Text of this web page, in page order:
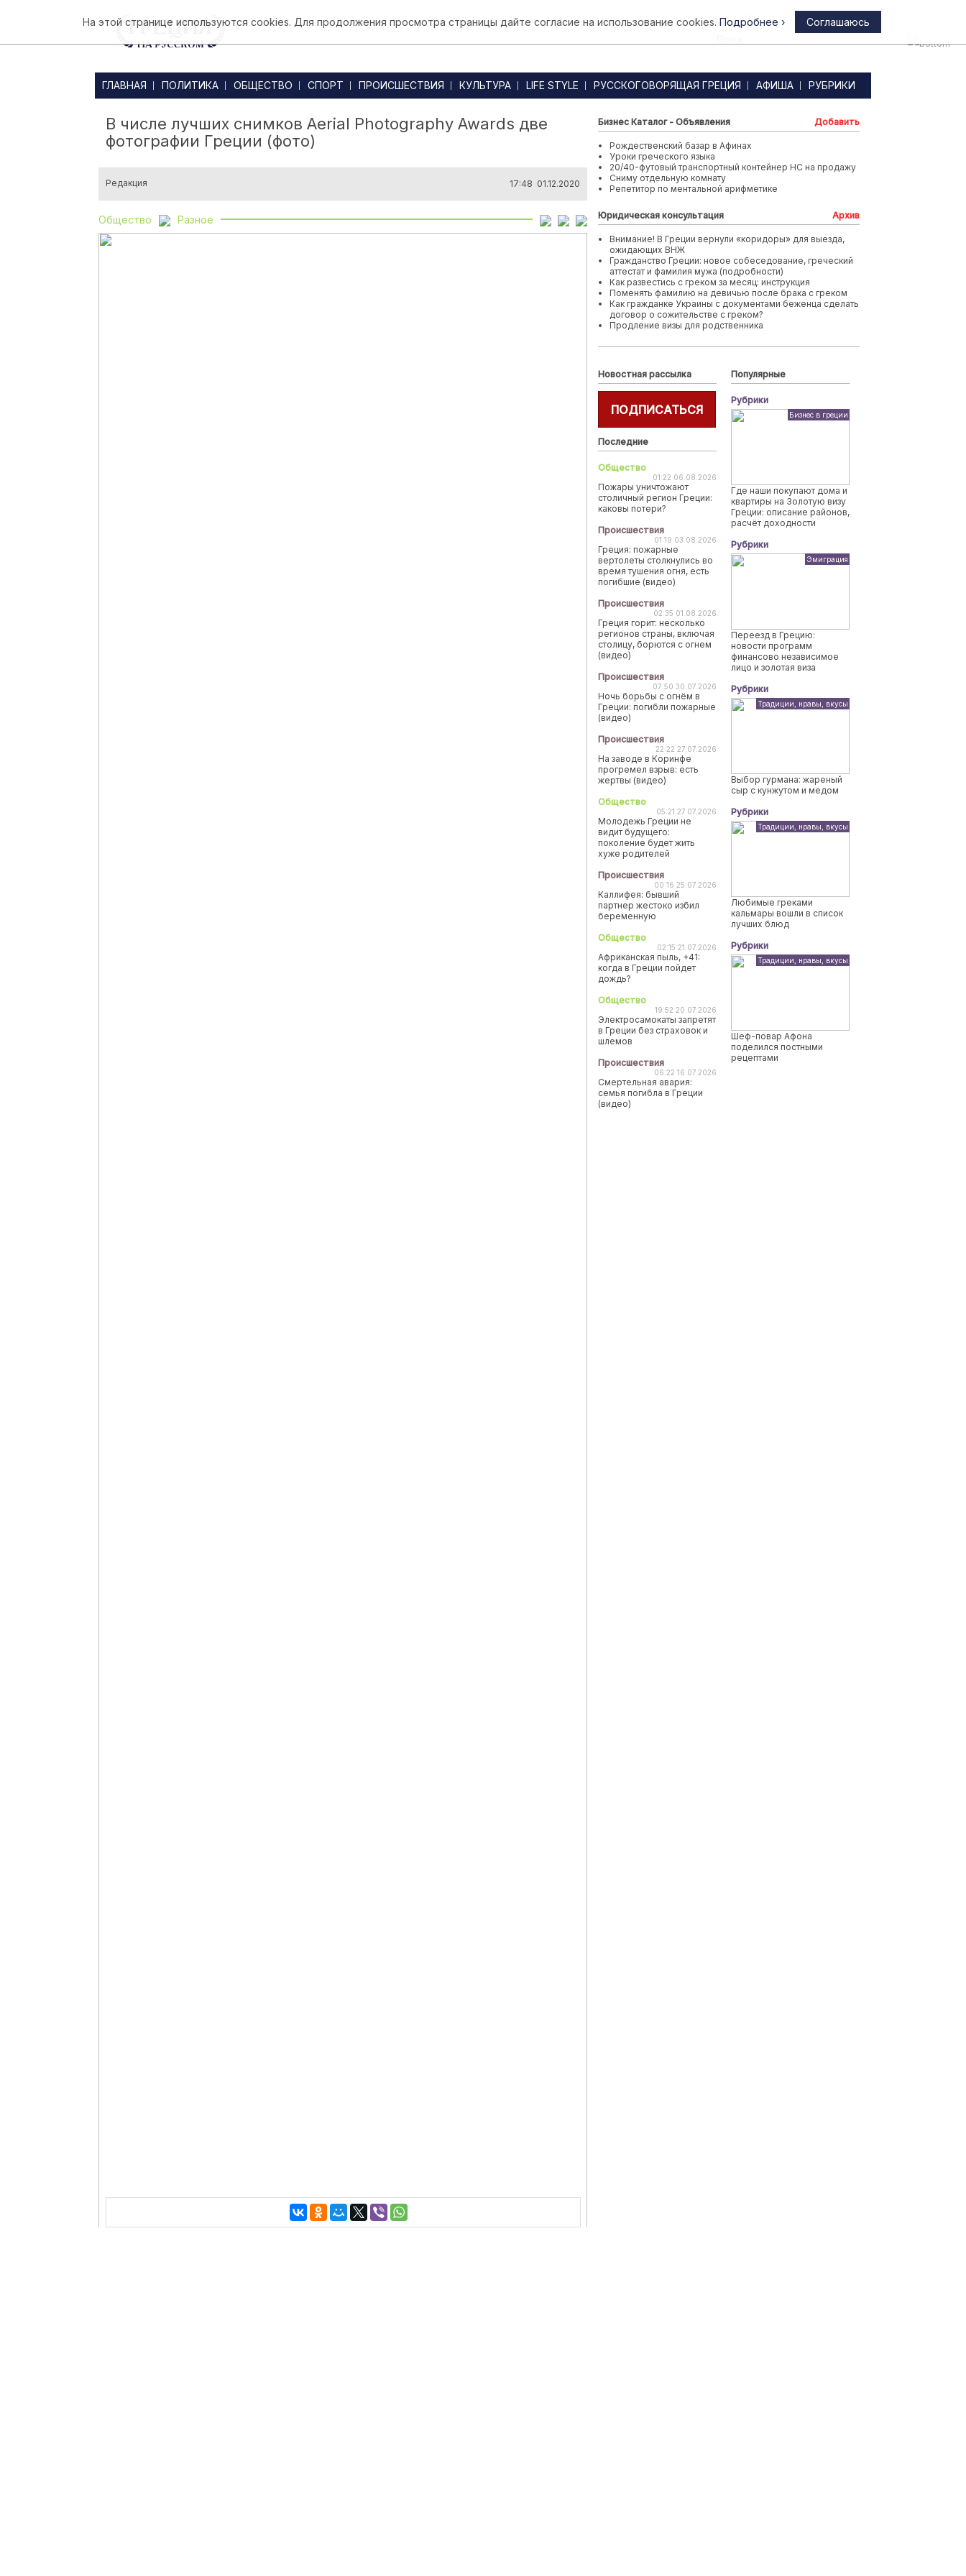
Афины
ГЛАВНАЯ ПОЛИТИКА ОБЩЕСТВО СПОРТ ПРОИСШЕСТВИЯ КУЛЬТУРА LIFE STYLE РУССКОГОВОРЯЩАЯ ГРЕЦИЯ АФИША РУБРИКИ
В числе лучших снимков Aerial Photography Awards две
фотографии Греции (фото)
Редакция 17:48 01.12.2020
Общество Разное
Бизнес Каталог - Объявления Добавить
Рождественский базар в Афинах
Уроки греческого языка
20/40-футовый транспортный контейнер HC на продажу
Сниму отдельную комнату
Репетитор по ментальной арифметике
Юридическая консультация Архив
Внимание! В Греции вернули «коридоры» для выезда,
ожидающих ВНЖ
Гражданство Греции: новое собеседование, греческий
аттестат и фамилия мужа (подробности)
Как развестись с греком за месяц: инструкция
Поменять фамилию на девичью после брака с греком
Как гражданке Украины с документами беженца сделать
договор о сожительстве с греком?
Продление визы для родственника
Новостная рассылка
ПОДПИСАТЬСЯ
Последние
Общество
01:22 06.08.2026
Пожары уничтожают
столичный регион Греции:
каковы потери?
Происшествия
01:19 03.08.2026
Греция: пожарные
вертолеты столкнулись во
время тушения огня, есть
погибшие (видео)
Происшествия
02:35 01.08.2026
Греция горит: несколько
регионов страны, включая
столицу, борются с огнем
(видео)
Происшествия
07:50 30.07.2026
Ночь борьбы с огнём в
Греции: погибли пожарные
(видео)
Происшествия
22:22 27.07.2026
На заводе в Коринфе
прогремел взрыв: есть
жертвы (видео)
Общество
05:21 27.07.2026
Молодежь Греции не
видит будущего:
поколение будет жить
хуже родителей
Происшествия
00:16 25.07.2026
Каллифея: бывший
партнер жестоко избил
беременную
Общество
02:15 21.07.2026
Африканская пыль, +41:
когда в Греции пойдет
дождь?
Общество
19:52 20.07.2026
Электросамокаты запретят
в Греции без страховок и
шлемов
Происшествия
06:22 16.07.2026
Смертельная авария:
семья погибла в Греции
(видео)
Популярные
Рубрики
Бизнес в греции
Где наши покупают дома и
квартиры на Золотую визу
Греции: описание районов,
расчёт доходности
Рубрики
Эмиграция
Переезд в Грецию:
новости программ
финансово независимое
лицо и золотая виза
Рубрики
Традиции, нравы, вкусы
Выбор гурмана: жареный
сыр с кунжутом и медом
Рубрики
Традиции, нравы, вкусы
Любимые греками
кальмары вошли в список
лучших блюд
Рубрики
Традиции, нравы, вкусы
Шеф-повар Афона
поделился постными
рецептами
На этой странице используются cookies. Для продолжения просмотра страницы дайте согласие на использование cookies. Подробнее › Соглашаюсь